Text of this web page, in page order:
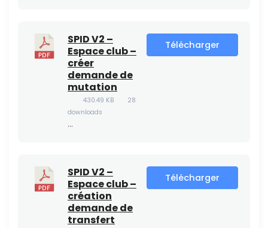
SPID V2 –
Espace club –
créer
demande de
mutation
430.49 KB
28
downloads
…
Télécharger
SPID V2 –
Espace club –
création
demande de
transfert
Télécharger